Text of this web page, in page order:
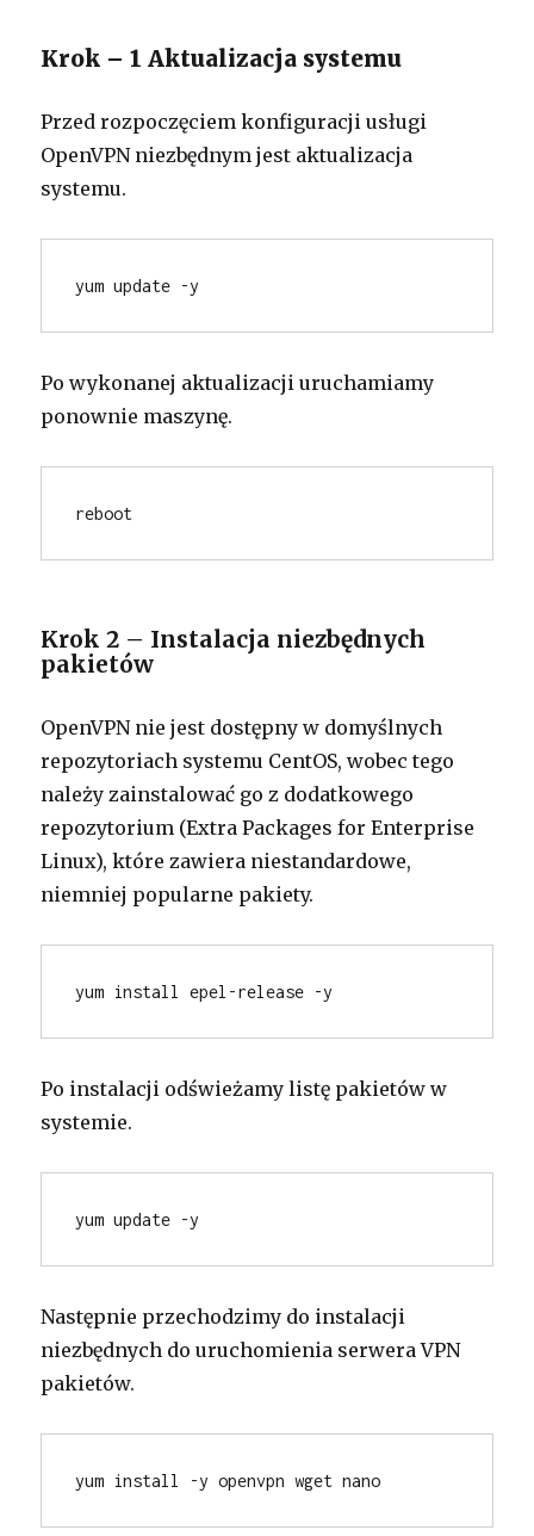
Krok – 1 Aktualizacja systemu
Przed rozpoczęciem konfiguracji usługi
OpenVPN niezbędnym jest aktualizacja
systemu.
yum update -y
Po wykonanej aktualizacji uruchamiamy
ponownie maszynę.
reboot
Krok 2 – Instalacja niezbędnych
pakietów
OpenVPN nie jest dostępny w domyślnych
repozytoriach systemu CentOS, wobec tego
należy zainstalować go z dodatkowego
repozytorium (Extra Packages for Enterprise
Linux), które zawiera niestandardowe,
niemniej popularne pakiety.
yum install epel-release -y
Po instalacji odświeżamy listę pakietów w
systemie.
yum update -y
Następnie przechodzimy do instalacji
niezbędnych do uruchomienia serwera VPN
pakietów.
yum install -y openvpn wget nano